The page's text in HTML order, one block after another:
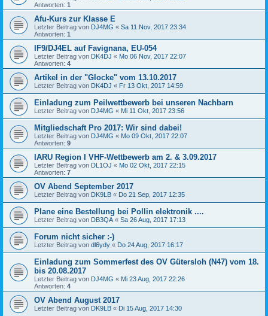
Antworten: 1
Afu-Kurs zur Klasse E
Letzter Beitrag von DJ4MG « Sa 11 Nov, 2017 23:34
Antworten: 1
IF9/DJ4EL auf Favignana, EU-054
Letzter Beitrag von DK4DJ « Mo 06 Nov, 2017 22:07
Antworten: 4
Artikel in der "Glocke" vom 13.10.2017
Letzter Beitrag von DK4DJ « Fr 13 Okt, 2017 14:59
Einladung zum Peilwettbewerb bei unseren Nachbarn
Letzter Beitrag von DJ4MG « Mi 11 Okt, 2017 23:56
Mitgliedschaft Pro 2017: Wir sind dabei!
Letzter Beitrag von DJ4MG « Mo 09 Okt, 2017 22:07
Antworten: 9
IARU Region I VHF-Wettbewerb am 2. & 3.09.2017
Letzter Beitrag von DL1OJ « Mo 02 Okt, 2017 22:15
Antworten: 7
OV Abend September 2017
Letzter Beitrag von DK9LB « Do 21 Sep, 2017 12:35
Plane eine Bestellung bei Pollin elektronik ....
Letzter Beitrag von DB3QA « Sa 26 Aug, 2017 17:13
Forum nicht sicher :-)
Letzter Beitrag von dl6ydy « Do 24 Aug, 2017 16:17
Einladung zum Sommerfest des OV Gütersloh (N47) vom 18.
bis 20.08.2017
Letzter Beitrag von DJ4MG « Mi 23 Aug, 2017 22:26
Antworten: 4
OV Abend August 2017
Letzter Beitrag von DK9LB « Di 15 Aug, 2017 14:30